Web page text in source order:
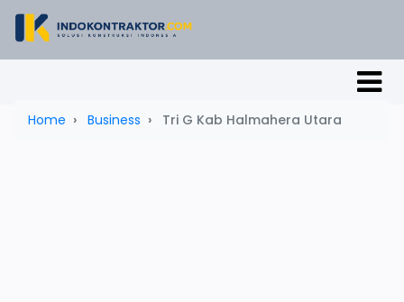
Home Business Tri G Kab Halmahera Utara